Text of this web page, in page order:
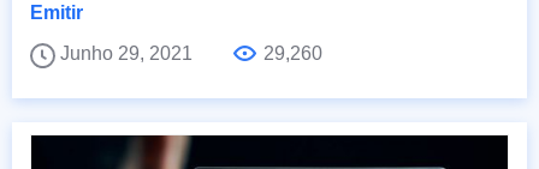
Emitir
Junho 29, 2021
29,260